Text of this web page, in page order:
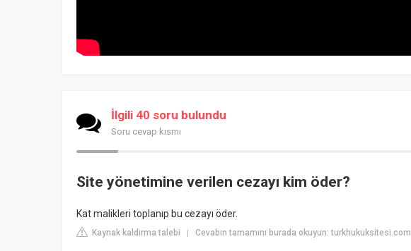
İlgili 40 soru bulundu
Soru cevap kısmı
Site yönetimine verilen cezayı kim öder?
Kat malikleri toplanıp bu cezayı öder.
Kaynak kaldırma talebi | Cevabın tamamını burada okuyun: turkhukuksitesi.com